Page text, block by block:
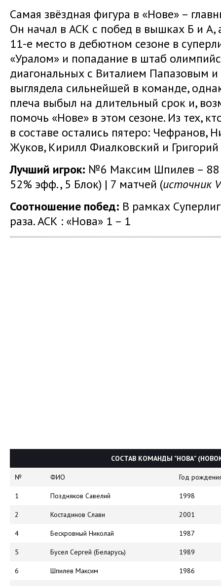
Самая звёздная фигура в «Нове» –
Он начал в АСК с побед в вышках Б и А,
11-е место в дебютном сезоне в
«Уралом» и попадание в штаб
диагональных с Виталием Папазовым
выглядела сильнейшей в команде,
плеча выбыл на длительный срок и,
помочь «Нове» в этом сезоне. Из тех,
в составе остались пятеро: Чефранов,
Жуков, Кирилл Фиалковский и
Лучший игрок: №6 Максим Шпилев – 88
52% эфф., 5 Блок) | 7 матчей (источник
Соотношение побед: В рамках
раза. АСК : «Нова» 1 – 1
СОСТАВ КОМАНДЫ "НОВА"
№ ФИО Год
1 Поздняков Савелий 1998
2 Костадинов Слави 2001
4 Бескровный Николай 1987
5 Бусел Сергей (Беларусь) 1989
6 Шпилев Максим 1986